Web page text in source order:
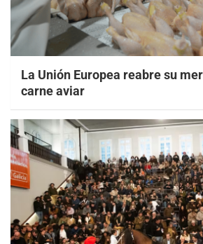
La Unión Europea reabre su
carne aviar